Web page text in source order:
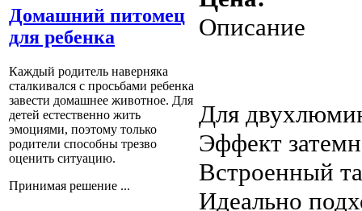
Домашний питомец
для ребенка
Каждый родитель наверняка
сталкивался с просьбами ребенка
завести домашнее животное. Для
детей естественно жить
эмоциями, поэтому только
родители способны трезво
оценить ситуацию.
Принимая решение ...
Описание
Для
Эффект
Встроенный
Идеально